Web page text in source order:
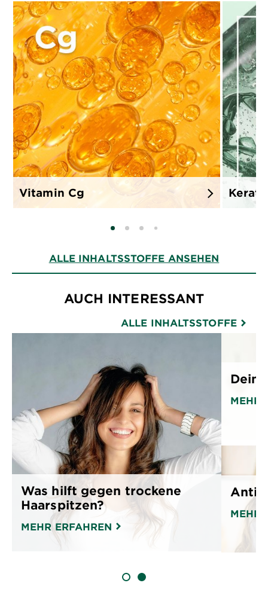
Vitamin Cg
SLIDE 0
SLIDE 1
SLIDE 2
SLIDE 3
ALLE INHALTSSTOFFE ANSEHEN
AUCH INTERESSANT
ALLE INHALTSSTOFFE
Was hilft gegen trockene
Haarspitzen?
MEHR ERFAHREN
MEHR
Anti-
MEHR
SLIDE 1SLIDE 2